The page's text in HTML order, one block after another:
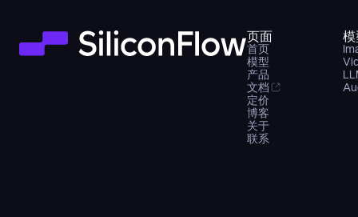
页面
首页
模型
产品
文档
定价
博客
关于
联系